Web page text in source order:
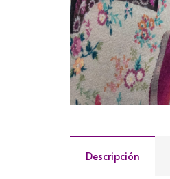
Descripción